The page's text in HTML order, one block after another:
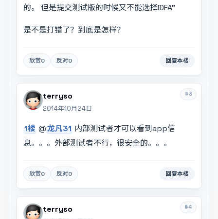
的。 但是提交测试版的时候又不能选择IDFA"
是不是打错了？到底是怎样？
欣赏0 反对0 回复本楼
#3
terryso
2014年10月24日
1楼 @龙凡31 内部测试者才可以看到app信
息。。。外部测试者不行，很安全的。。。
欣赏0 反对0 回复本楼
#4
terryso